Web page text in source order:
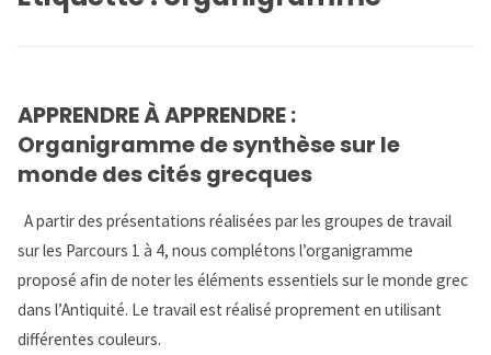
APPRENDRE À APPRENDRE :
Organigramme de synthèse sur le
monde des cités grecques
A partir des présentations réalisées par les groupes de travail
sur les Parcours 1 à 4, nous complétons l’organigramme
proposé afin de noter les éléments essentiels sur le monde grec
dans l’Antiquité. Le travail est réalisé proprement en utilisant
différentes couleurs.